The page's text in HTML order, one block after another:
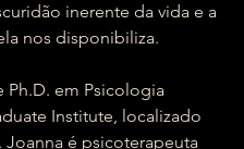
inerente da vida e a
nos disponibiliza.
Ph.D. em Psicologia
Institute, localizado
Joanna é psicoterapeuta